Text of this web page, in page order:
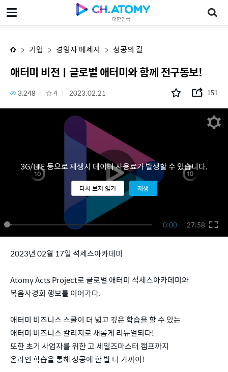
대한민국
애터미 비전ㅣ글로벌 애터미와 함께 전구동보!
기업 경영자 메세지 성공의 길
애터미 비전ㅣ글로벌 애터미와 함께 전구동보!
3,248 4 2023.02.21 151
0:00 27:58
3G/LTE 등으로 재생시 데이터 사용료가 발생할 수 있습니다.
다시 보지 않기 재생
2023년 02월 17일 석세스아카데미
Atomy Acts Project로 글로벌 애터미 석세스아카데미와
복음사경회 행보를 이어가다.
애터미 비즈니스 스쿨이 더 넓고 깊은 학습을 할 수 있는
애터미 비즈니스 칼리지로 새롭게 리뉴얼되다!
또한 초기 사업자를 위한 고 세일즈마스터 캠프까지
온라인 학습을 통해 성공에 한 발 더 가까이!